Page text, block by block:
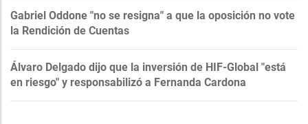
Gabriel Oddone "no se resigna" a que la oposición no vote
la Rendición de Cuentas
Álvaro Delgado dijo que la inversión de HIF-Global "está
en riesgo" y responsabilizó a Fernanda Cardona